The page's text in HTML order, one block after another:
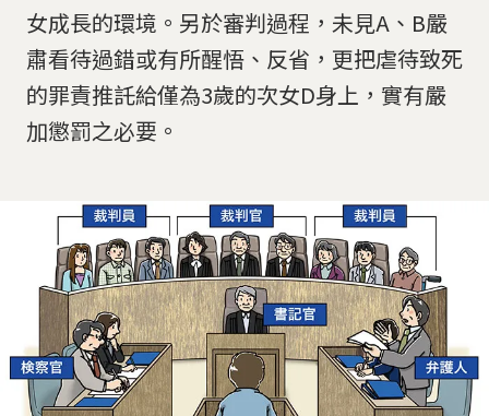
女成長的環境。另於審判過程，未見A、B嚴
肅看待過錯或有所醒悟、反省，更把虐待致死
的罪責推託給僅為3歲的次女D身上，實有嚴
加懲罰之必要。